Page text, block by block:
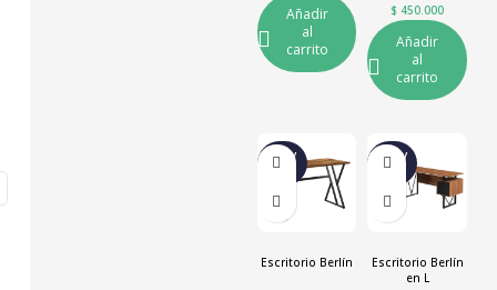
Añadir
al
carrito
$ 450.000
Añadir
al
carrito
NUEV
O
Escritorio Berlín
NUEV
O
Escritorio Berlín
en L